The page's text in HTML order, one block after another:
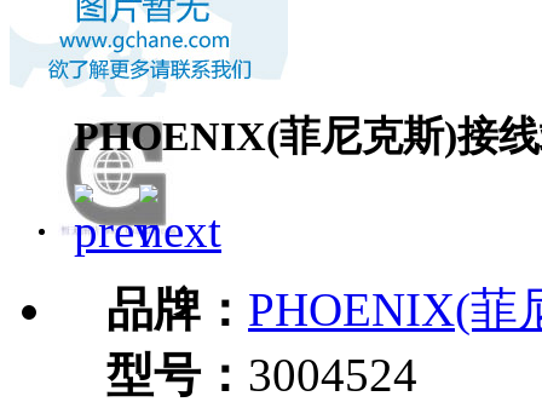
PHOENIX(菲尼克斯)接线
品牌： PHOENIX(菲
型号： 3004524